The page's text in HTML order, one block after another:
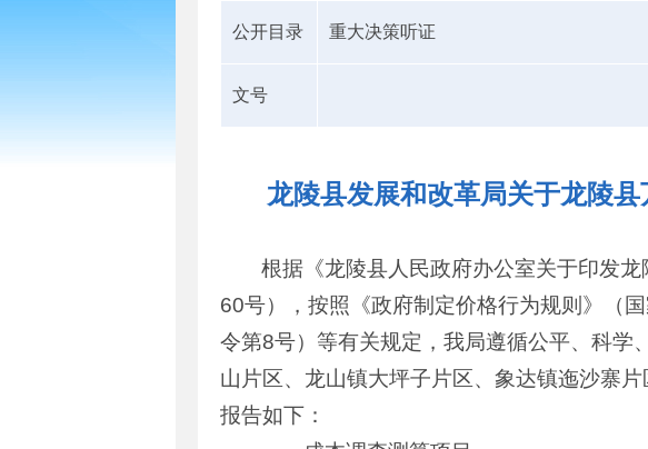
公开目录 重大决策听证
文号
龙陵县发展和改革局关于龙陵
根据《龙陵县人民政府办公室关于印发
60号），按照《政府制定价格行为规则》（
令第8号）等有关规定，我局遵循公平、科学
山片区、龙山镇大坪子片区、象达镇迤沙寨
报告如下：